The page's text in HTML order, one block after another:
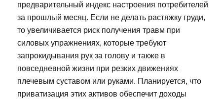
предварительный индекс настроения потребителей
за прошлый месяц. Если не делать растяжку груди,
то увеличивается риск получения травм при
силовых упражнениях, которые требуют
запрокидывания рук за голову и также в
повседневной жизни при резких движениях
плечевым суставом или руками. Планируется, что
приватизация этих активов обеспечит доходы